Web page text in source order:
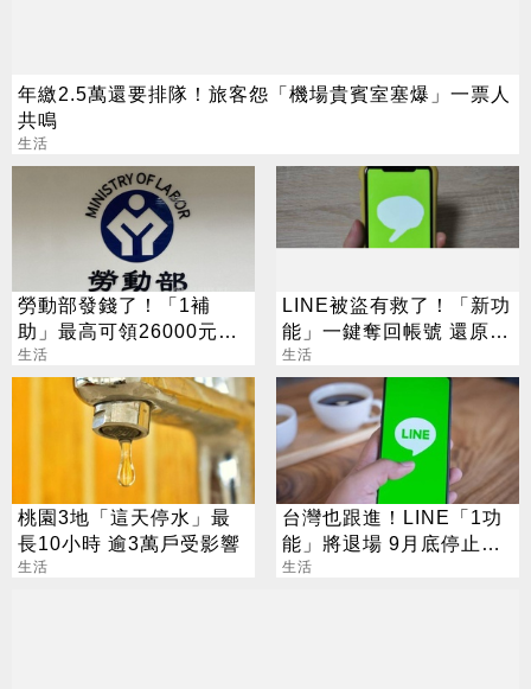
年繳2.5萬還要排隊！旅客怨「機場貴賓室塞爆」一票人
共鳴
生活
勞動部發錢了！「1補
助」最高可領26000元
3/22截止收件
生活
LINE被盜有救了！「新功
能」一鍵奪回帳號 還原聊
天紀錄
生活
桃園3地「這天停水」最
長10小時 逾3萬戶受影響
生活
台灣也跟進！LINE「1功
能」將退場 9月底停止服
務
生活